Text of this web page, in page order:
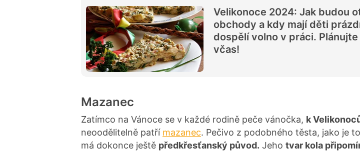
Velikonoce 2024: Jak budou
obchody a kdy mají děti
dospělí volno v práci.
včas!
Mazanec
Zatímco na Vánoce se v každé rodině peče vánočka, k
neoodělitelně patří mazanec. Pečivo z podobného těsta, jako je
má dokonce ještě předkřesťanský původ. Jeho tvar kola